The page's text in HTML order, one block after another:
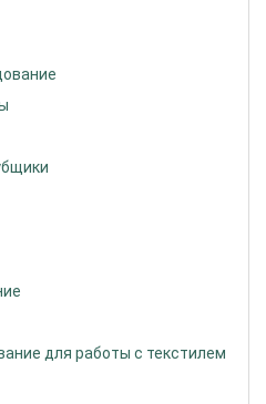
для работы с текстилем